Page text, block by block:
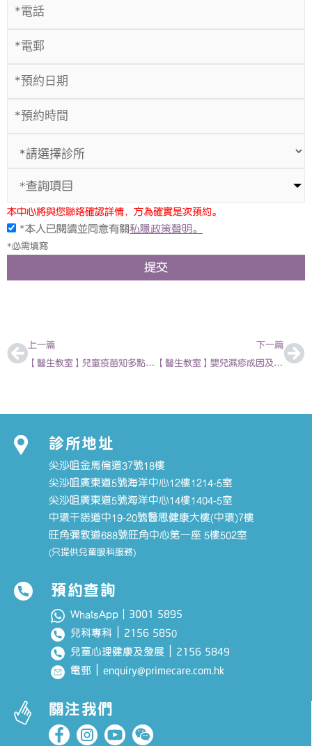
*查詢項目
本中心將與您聯絡確認詳情，方為確實是次預約。
*本人已閱讀並同意有關私隱政策聲明。
*必需填寫
提交
上一篇
【醫生教室】兒童疫苗知多點 | 陳亦俊 – 兒科專科醫生
下一篇
【醫生教室】嬰兒濕疹成因及治療 | 陳欣永 – 香港兒科醫生
診所地址
尖沙咀金馬倫道37號18樓
尖沙咀廣東道5號海洋中心12樓1214-5室
尖沙咀廣東道5號海洋中心14樓1404-5室
中環干諾道中19-20號醫思健康大樓(中環)7樓
旺角彌敦道688號旺角中心第一座 5樓502室
(只提供兒童眼科服務)
預約查詢
WhatsApp｜ 3001 5895
兒科專科 2156 5850
兒童心理健康及發展
2156 5849
電郵 ｜enquiry@primecare.com.hk
關注我們